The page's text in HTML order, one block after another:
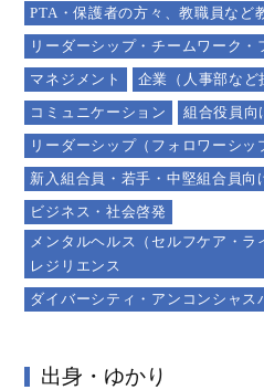
PTA・保護者の方々、教職員など
リーダーシップ・チームワーク・
マネジメント
企業（人事部など
コミュニケーション
組合役員向
リーダーシップ（フォロワーシッ
新入組合員・若手・中堅組合員向
ビジネス・社会啓発
メンタルヘルス（セルフケア・ラ
レジリエンス
ダイバーシティ・アンコンシャス
出身・ゆかり